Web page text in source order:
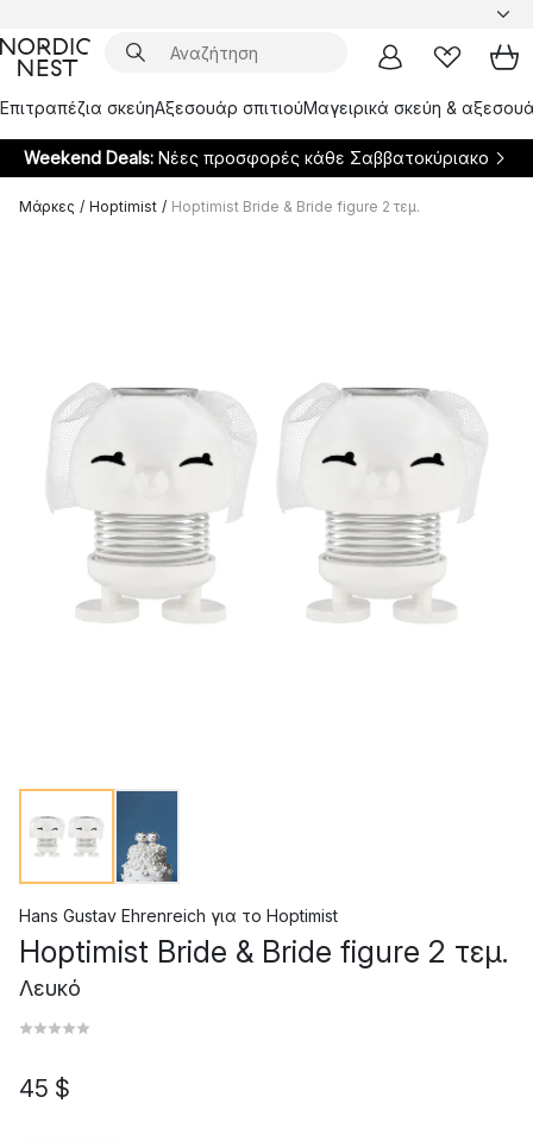
Επιτραπέζια σκεύηΑξεσουάρ σπιτιούΜαγειρικά σκεύη &
Weekend Deals: Νέες προσφορές κάθε Σαββατοκύριακο
Μάρκες / Hoptimist / Hoptimist Bride & Bride figure 2 τεμ.
Hans Gustav Ehrenreich για το Hoptimist
Hoptimist Bride & Bride figure 2 τεμ.
Λευκό
45 $